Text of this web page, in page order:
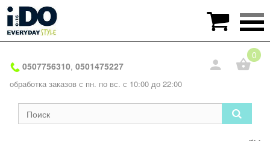
0507756310, 0501475227
обработка заказов с пн. по вс. с 10:00 до 22:00
0
